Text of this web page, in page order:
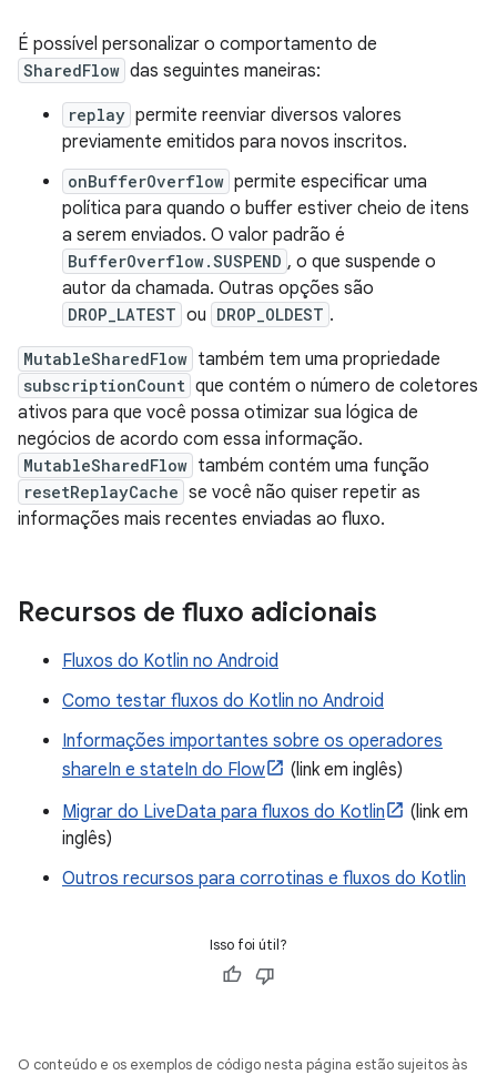
É possível personalizar o comportamento de
SharedFlow das seguintes maneiras:
replay permite reenviar diversos valores
previamente emitidos para novos inscritos.
onBufferOverflow permite especificar uma
política para quando o buffer estiver cheio de itens
a serem enviados. O valor padrão é
BufferOverflow.SUSPEND , o que suspende o
autor da chamada. Outras opções são
DROP_LATEST ou DROP_OLDEST .
MutableSharedFlow também tem uma propriedade
subscriptionCount que contém o número de coletores
ativos para que você possa otimizar sua lógica de
negócios de acordo com essa informação.
MutableSharedFlow também contém uma função
resetReplayCache se você não quiser repetir as
informações mais recentes enviadas ao fluxo.
Recursos de fluxo adicionais
Fluxos do Kotlin no Android
Como testar fluxos do Kotlin no Android
Informações importantes sobre os operadores
shareIn e stateIn do Flow
(link em inglês)
Migrar do LiveData para fluxos do Kotlin
(link em
inglês)
Outros recursos para corrotinas e fluxos do Kotlin
Isso foi útil?
O conteúdo e os exemplos de código nesta página estão sujeitos às